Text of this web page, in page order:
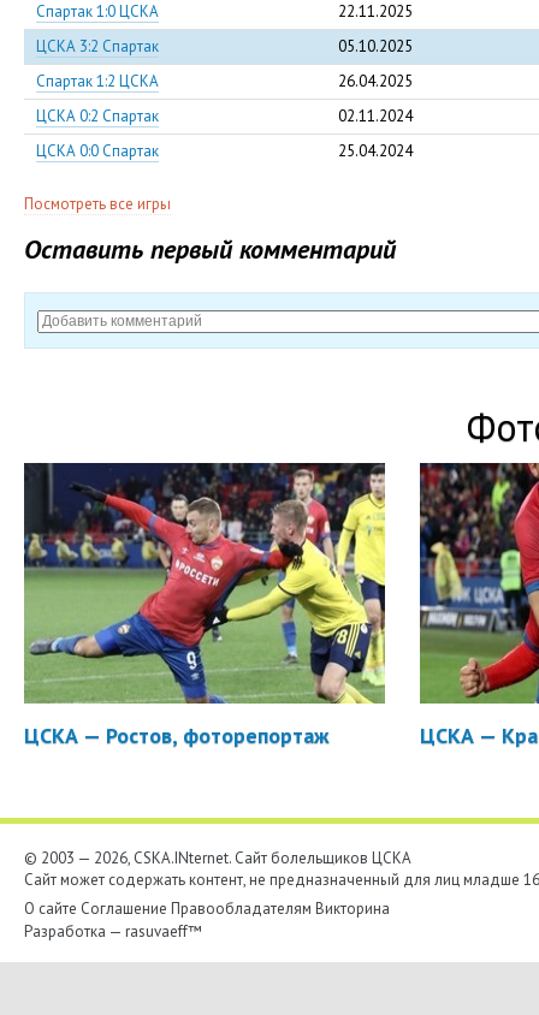
Спартак 1:0 ЦСКА
22.11.2025
ЦСКА 3:2 Спартак
05.10.2025
Спартак 1:2 ЦСКА
26.04.2025
ЦСКА 0:2 Спартак
02.11.2024
ЦСКА 0:0 Спартак
25.04.2024
Посмотреть все игры
Оставить первый комментарий
ЦСКА — Ростов, фоторепортаж ЦСКА —
© 2003 — 2026, CSKA.INternet. Cайт болельщиков ЦСКА
Сайт может содержать контент, не предназначенный для лиц младше
О сайте Соглашение Правообладателям Викторина
Разработка — rasuvaeff™